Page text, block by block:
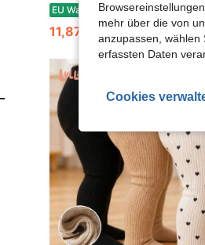
EU Warehouse -1% SHEIN Niedliches Baby Mädchen Baumwoll-Jumpsuit mit Schleifen-Muster, bequem wie eine
11,87€ 11,99€
mehr über die von
anzupassen, wählen
erfassten Daten
Cookies